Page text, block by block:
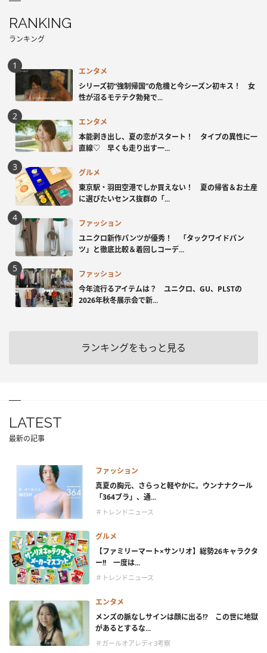
RANKING
ランキング
エンタメ
シリーズ初“強制帰国”の危機と今シーズン初キス！ 女
性が沼るモテテク勃発で...
エンタメ
本能剥き出し、夏の恋がスタート！ タイプの異性に一
直線♡ 早くも走り出す一...
グルメ
東京駅・羽田空港でしか買えない！ 夏の帰省＆お土産
に選びたいセンス抜群の「...
ファッション
ユニクロ新作パンツが優秀！ 「タックワイドパン
ツ」と徹底比較＆着回しコーデ...
ファッション
今年流行るアイテムは？ ユニクロ、GU、PLSTの
2026年秋冬展示会で新...
ランキングをもっと見る
LATEST
最新の記事
ファッション
真夏の胸元、さらっと軽やかに。ウンナナクール
「364ブラ」、通...
＃トレンドニュース
グルメ
【ファミリーマート×サンリオ】総勢26キャラクタ
ー!! 一度は...
＃トレンドニュース
エンタメ
メンズの脈なしサインは顔に出る!? この世に地獄
があるとするな...
＃ガールオアレディ3考察